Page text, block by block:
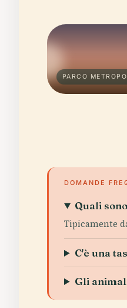
PARCO
DOMANDE
Quali
Tipicamente
C'è una
Gli